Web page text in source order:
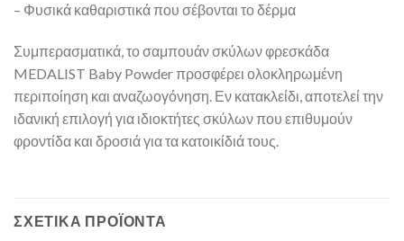
– Φυσικά καθαριστικά που σέβονται το δέρμα
Συμπερασματικά, το σαμπουάν σκύλων φρεσκάδα
MEDALIST Baby Powder προσφέρει ολοκληρωμένη
περιποίηση και αναζωογόνηση. Εν κατακλείδι, αποτελεί την
ιδανική επιλογή για ιδιοκτήτες σκύλων που επιθυμούν
φροντίδα και δροσιά για τα κατοικίδιά τους.
ΣΧΕΤΙΚΆ ΠΡΟΪΌΝΤΑ